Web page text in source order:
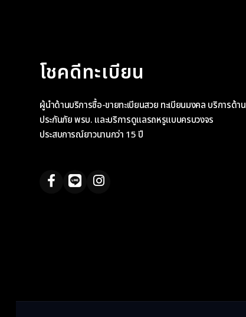
โชคดีทะเบียน
ผู้นำด้านบริการซื้อ-ขายทะเบียนสวย ทะเบียนมงคล บริการด้าน
ประกันภัย พรบ. และบริการดูแลรถหรูแบบครบวงจร
ประสบการณ์ยาวนานกว่า 15 ปี